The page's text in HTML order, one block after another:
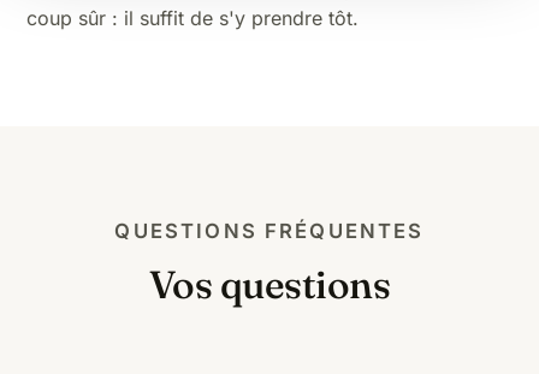
coup sûr : il suffit de s'y prendre tôt.
QUESTIONS FRÉQUENTES
Vos questions